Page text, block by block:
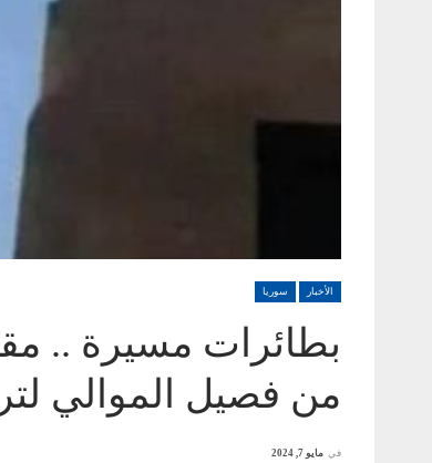
الأخبار سوريا
من فصيل الموالي
في مايو 7, 2024